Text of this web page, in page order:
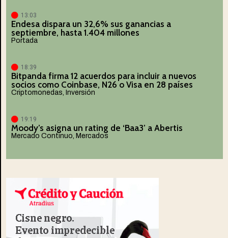
13:03
Endesa dispara un 32,6% sus ganancias a
septiembre, hasta 1.404 millones
Portada
18:39
Bitpanda firma 12 acuerdos para incluir a nuevos
socios como Coinbase, N26 o Visa en 28 países
Criptomonedas Inversión
19:19
Moody’s asigna un rating de ‘Baa3’ a Abertis
Mercado Continuo Mercados